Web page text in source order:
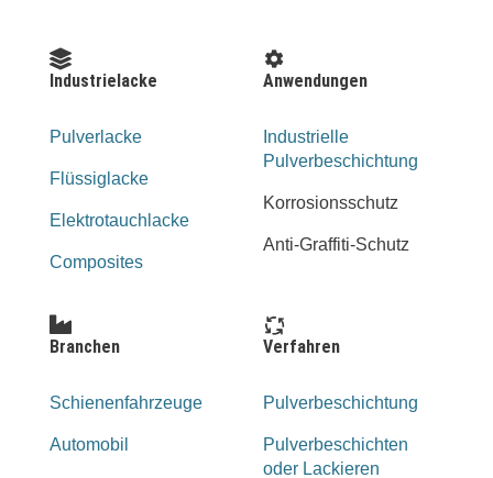
Industrielacke
Pulverlacke
Flüssiglacke
Elektrotauchlacke
Composites
Anwendungen
Industrielle
Pulverbeschichtung
Korrosionsschutz
Anti-Graffiti-Schutz
Branchen
Schienenfahrzeuge
Automobil
Verfahren
Pulverbeschichtung
Pulverbeschichten
oder Lackieren